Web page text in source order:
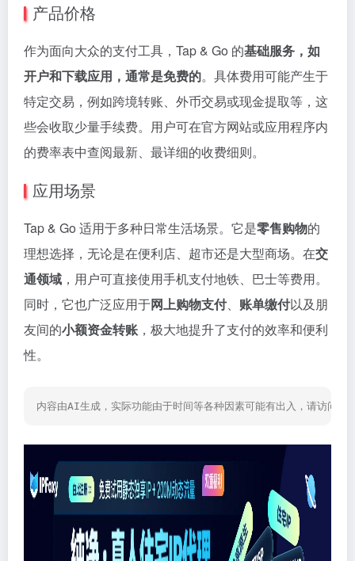
产品价格
作为面向大众的支付工具，Tap & Go 的基础服务，如
开户和下载应用，通常是免费的。具体费用可能产生于
特定交易，例如跨境转账、外币交易或现金提取等，这
些会收取少量手续费。用户可在官方网站或应用程序内
的费率表中查阅最新、最详细的收费细则。
应用场景
Tap & Go 适用于多种日常生活场景。它是零售购物的
理想选择，无论是在便利店、超市还是大型商场。在交
通领域 ，用户可直接使用手机支付地铁、巴士等费用。
同时，它也广泛应用于网上购物支付、 账单缴付以及朋
友间的小额资金转账 ，极大地提升了支付的效率和便利
性。
内容由AI生成，实际功能由于时间等各种因素可能有出入，请访问网